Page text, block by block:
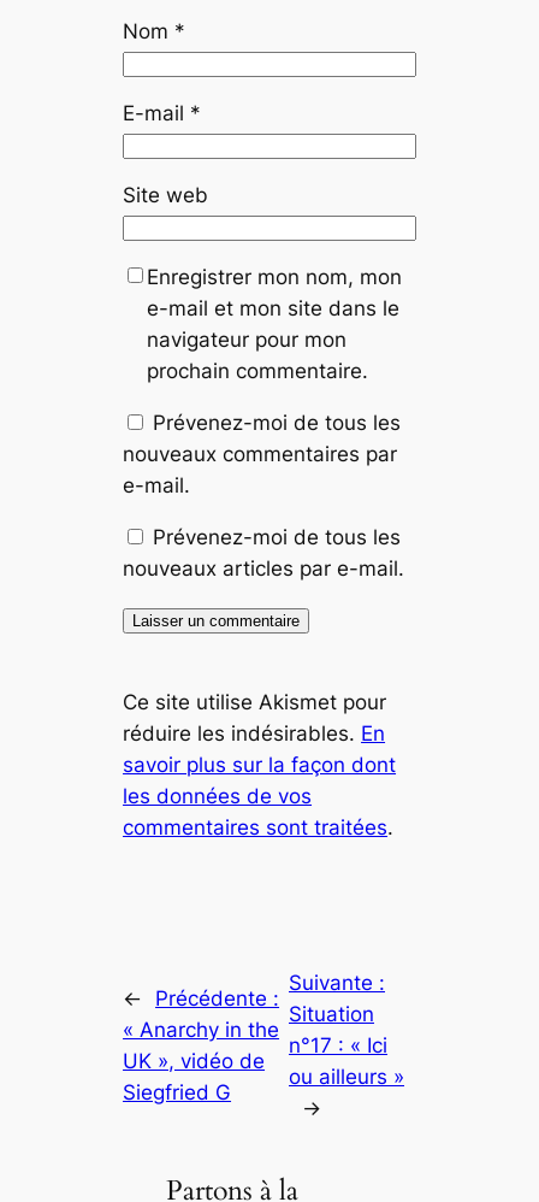
Nom *
E-mail *
Site web
Enregistrer mon nom, mon
e-mail et mon site dans le
navigateur pour mon
prochain commentaire.
Prévenez-moi de tous les
nouveaux commentaires par
e-mail.
Prévenez-moi de tous les
nouveaux articles par e-mail.
Ce site utilise Akismet pour
réduire les indésirables. En
savoir plus sur la façon dont
les données de vos
commentaires sont traitées.
←
Précédente :
« Anarchy in the
UK », vidéo de
Siegfried G
Suivante :
Situation
n°17 : « Ici
ou ailleurs »
→
Partons à la